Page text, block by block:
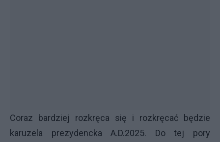
Coraz bardziej rozkręca się i rozkręcać będzie
karuzela prezydencka A.D.2025. Do tej pory